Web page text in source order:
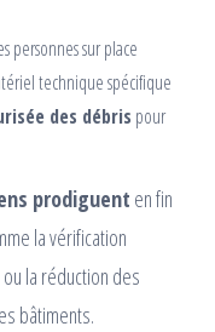
personnes sur place
technique spécifique
des débris pour
prodiguent en fin
la vérification
la réduction des
bâtiments.